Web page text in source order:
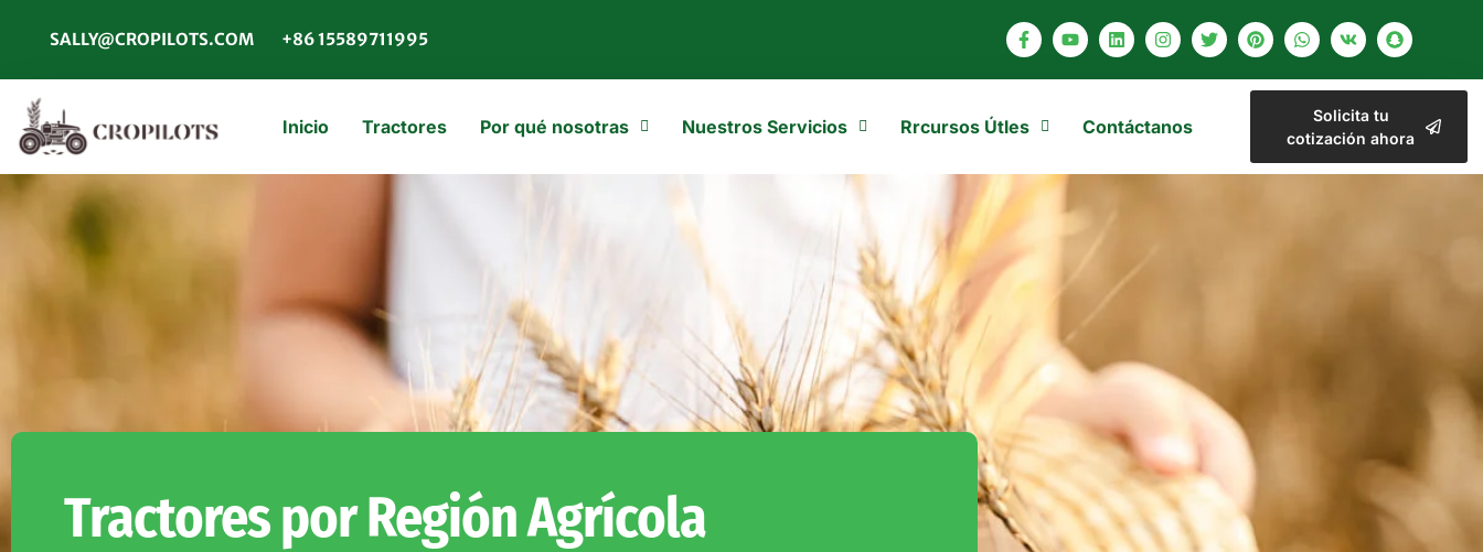
SALLY@CROPILOTS.COM +86 15589711995
Inicio Tractores Por qué nosotras Nuestros Servicios Rrcursos Útles Contáctanos
Solicita tu
cotización ahora
Tractores por Región Agrícola